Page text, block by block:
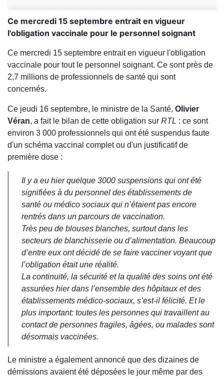
Ce mercredi 15 septembre entrait en vigueur
l'obligation vaccinale pour le personnel soignant
Ce mercredi 15 septembre entrait en vigueur l'obligation
vaccinale pour tout le personnel soignant. Ce sont près de
2,7 millions de professionnels de santé qui sont
concernés.
Ce jeudi 16 septembre, le ministre de la Santé, Olivier
Véran, a fait le bilan de cette obligation sur RTL : ce sont
environ 3 000 professionnels qui ont été suspendus faute
d'un schéma vaccinal complet ou d'un justificatif de
première dose :
Il y a eu hier quelque 3000 suspensions qui ont été
signifiées à du personnel des établissements de
santé ou médico sociaux qui n’étaient pas encore
rentrés dans un parcours de vaccination.
Très peu de blouses blanches, surtout dans les
secteurs de blanchisserie ou d’alimentation. Beaucoup
d’entre eux ont décidé de se faire vacciner voyant que
l’obligation était une réalité.
La continuité, la sécurité et la qualité des soins ont été
assurées hier dans l’ensemble des hôpitaux et des
établissements médico-sociaux, s’est-il félicité. Et le
plus important: toutes les personnes qui travaillent au
contact de personnes fragiles, âgées, ou malades sont
désormais vaccinées.
Le ministre a également annoncé que des dizaines de
démissions avaient été déposées le jour même par des